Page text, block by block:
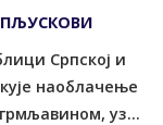
Српској и
наоблачење
уз...